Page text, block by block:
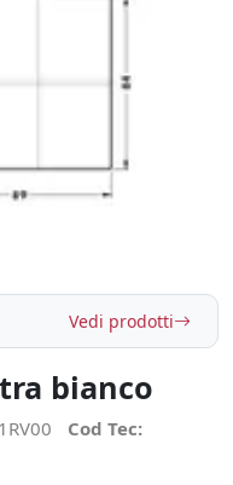
Vedi prodotti
bianco
Cod Tec: